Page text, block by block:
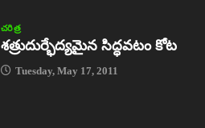
చరిత్ర
శత్రుదుర్భేద్యమైన సిద్ధవటం కోట
Tuesday, May 17, 2011